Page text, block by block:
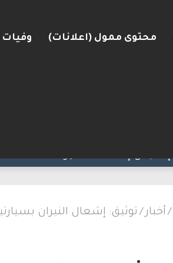
محتوى ممول (اعلانات) وفيات
/ أخبار / توثيق: إشعال النيران